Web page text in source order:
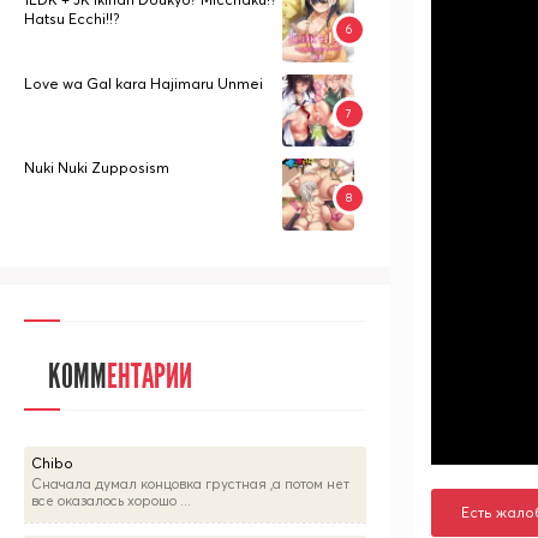
Есть
Hatsu Ecchi!!?
Love wa Gal kara Hajimaru Unmei
Nuki Nuki Zupposism
КОММЕНТАРИИ
Chibo
Сначала думал концовка грустная ,а потом нет
все оказалось хорошо ...